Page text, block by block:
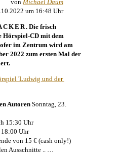
von Michael Daum
um 16:48 Uhr
. Die frisch
Hörspiel-CD mit dem
im Zentrum wird am
2022 zum ersten Mal der
Autoren Sonntag, 23.
15:30 Uhr
18:00 Uhr
von 15 € (cash only!)
Ausschnitte .. …